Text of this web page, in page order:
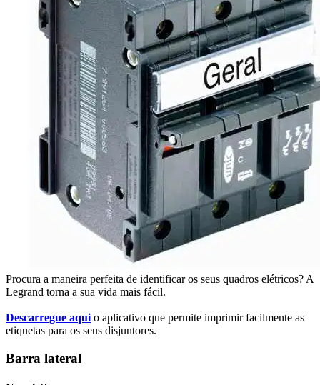
Procura a maneira perfeita de identificar os seus quadros elétricos? A
Legrand torna a sua vida mais fácil.
Descarregue aqui o aplicativo que permite imprimir facilmente as
etiquetas para os seus disjuntores.
Barra lateral